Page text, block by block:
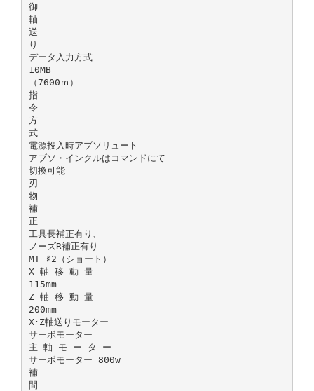
御
軸
送
り
データ入力方式
10MB
（7600ｍ）
指
令
方
式
電源投入時アブソリュート
アブソ・インクルはコマンドにて
切換可能
刃
物
補
正
工具長補正有り、
ノーズR補正有り
MT ♯2（ショート）
X 軸 移 動 量
115mm
Z 軸 移 動 量
200mm
X･Z軸送りモーター
サーボモーター
主 軸 モ ー タ ー
サーボモーター 800w
補
間